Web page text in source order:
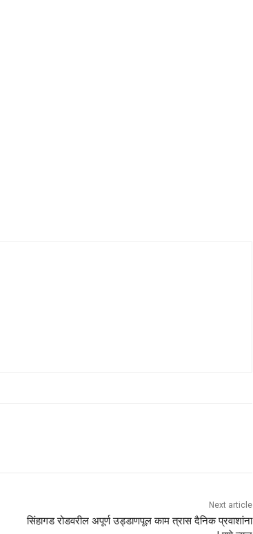
Next article
सिंहागड रोडवरील अपूर्ण उड्डाणपूल काम त्रास दैनिक प्रवाशांना